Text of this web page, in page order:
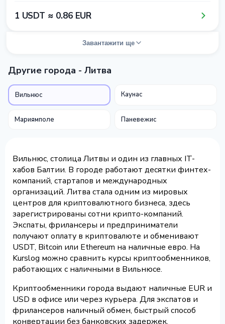
1​ USDT ≈ 0​.8​6​ EUR
Завантажити ще
Другие города - Литва
Вильнюс Каунас
Мариямполе Паневежис
Вильнюс, столица Литвы и один из главных IT-
хабов Балтии. В городе работают десятки финтех-
компаний, стартапов и международных
организаций. Литва стала одним из мировых
центров для криптовалютного бизнеса, здесь
зарегистрированы сотни крипто-компаний.
Экспаты, фрилансеры и предприниматели
получают оплату в криптовалюте и обменивают
USDT, Bitcoin или Ethereum на наличные евро. На
Kurslog можно сравнить курсы криптообменников,
работающих с наличными в Вильнюсе.
Криптообменники города выдают наличные EUR и
USD в офисе или через курьера. Для экспатов и
фрилансеров наличный обмен, быстрый способ
конвертации без банковских задержек.